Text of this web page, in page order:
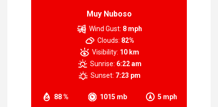
Muy Nuboso
88 % 1015 mb 5 mph
Wind Gust: 8 mph
Clouds: 82%
Visibility: 10 km
Sunrise: 6:22 am
Sunset: 7:23 pm